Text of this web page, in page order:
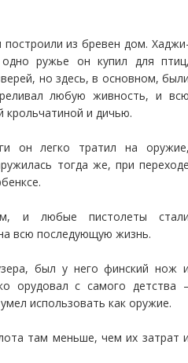
из бревен дом.
ружье он купил для
но здесь, в основном,
любую живность, и
крольчатиной и дичью.
он легко тратил на
тогда же, при
и любые пистолеты
всю последующую жизнь.
был у него финский нож
орудовал с самого детства
использовать как оружие.
там меньше, чем их затрат